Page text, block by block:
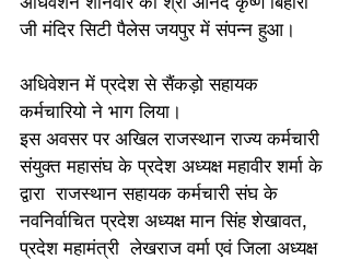
जी मंदिर सिटी पैलेस जयपुर में संपन्न हुआ।
अधिवेशन में प्रदेश से सैंकड़ो सहायक
कर्मचारियो ने भाग लिया।
इस अवसर पर अखिल राजस्थान राज्य कर्मचारी
संयुक्त महासंघ के प्रदेश अध्यक्ष महावीर शर्मा के
द्वारा  राजस्थान सहायक कर्मचारी संघ के
नवनिर्वाचित प्रदेश अध्यक्ष मान सिंह शेखावत,
प्रदेश महामंत्री  लेखराज वर्मा एवं जिला अध्यक्ष